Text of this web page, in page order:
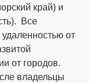
край) и
Все
от
от городов.
владельцы